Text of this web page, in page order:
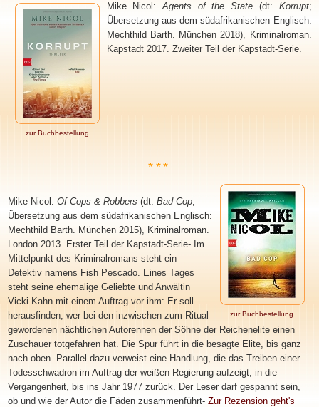
zur Buchbestellung
Mike Nicol:Agents of the State (dt: Korrupt;
Übersetzung aus dem südafrikanischen Englisch:
Mechthild Barth. München 2018), Kriminalroman.
Kapstadt 2017. Zweiter Teil der Kapstadt-Serie.
***
zur Buchbestellung
Mike Nicol: Of Cops & Robbers (dt: Bad Cop;
Übersetzung aus dem südafrikanischen Englisch:
Mechthild Barth. München 2015), Kriminalroman.
London 2013. Erster Teil der Kapstadt-Serie- Im
Mittelpunkt des Kriminalromans steht ein
Detektiv namens Fish Pescado. Eines Tages
steht seine ehemalige Geliebte und Anwältin
Vicki Kahn mit einem Auftrag vor ihm: Er soll
herausfinden, wer bei den inzwischen zum Ritual
gewordenen nächtlichen Autorennen der Söhne der Reichenelite einen
Zuschauer totgefahren hat. Die Spur führt in die besagte Elite, bis ganz
nach oben. Parallel dazu verweist eine Handlung, die das Treiben einer
Todesschwadron im Auftrag der weißen Regierung aufzeigt, in die
Vergangenheit, bis ins Jahr 1977 zurück. Der Leser darf gespannt sein,
ob und wie der Autor die Fäden zusammenführt- Zur Rezension geht's